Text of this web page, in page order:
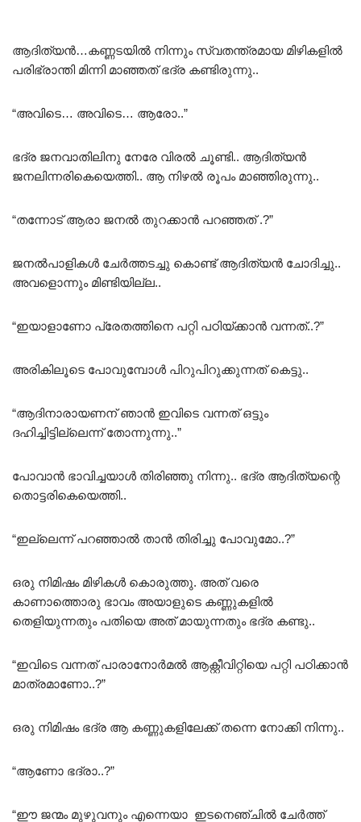
ആദിത്യൻ…കണ്ണടയിൽ നിന്നും സ്വതന്ത്രമായ മിഴികളിൽ
പരിഭ്രാന്തി മിന്നി മാഞ്ഞത് ഭദ്ര കണ്ടിരുന്നു..
“അവിടെ… അവിടെ… ആരോ..”
ഭദ്ര ജനവാതിലിനു നേരേ വിരൽ ചൂണ്ടി.. ആദിത്യൻ
ജനലിന്നരികെയെത്തി.. ആ നിഴൽ രൂപം മാഞ്ഞിരുന്നു..
“തന്നോട് ആരാ ജനൽ തുറക്കാൻ പറഞ്ഞത് .?”
ജനൽപാളികൾ ചേർത്തടച്ചു കൊണ്ട് ആദിത്യൻ ചോദിച്ചു..
അവളൊന്നും മിണ്ടിയില്ല..
“ഇയാളാണോ പ്രേതത്തിനെ പറ്റി പഠിയ്ക്കാൻ വന്നത്..?”
അരികിലൂടെ പോവുമ്പോൾ പിറുപിറുക്കുന്നത് കെട്ടു..
“ആദിനാരായണന് ഞാൻ ഇവിടെ വന്നത് ഒട്ടും
ദഹിച്ചിട്ടില്ലെന്ന് തോന്നുന്നു..”
പോവാൻ ഭാവിച്ചയാൾ തിരിഞ്ഞു നിന്നു.. ഭദ്ര ആദിത്യന്റെ
തൊട്ടരികെയെത്തി..
“ഇല്ലെന്ന് പറഞ്ഞാൽ താൻ തിരിച്ചു പോവുമോ..?”
ഒരു നിമിഷം മിഴികൾ കൊരുത്തു. അത് വരെ
കാണാത്തൊരു ഭാവം അയാളുടെ കണ്ണുകളിൽ
തെളിയുന്നതും പതിയെ അത് മായുന്നതും ഭദ്ര കണ്ടു..
“ഇവിടെ വന്നത് പാരാനോർമൽ ആക്റ്റീവിറ്റിയെ പറ്റി പഠിക്കാൻ
മാത്രമാണോ..?”
ഒരു നിമിഷം ഭദ്ര ആ കണ്ണുകളിലേക്ക് തന്നെ നോക്കി നിന്നു..
“ആണോ ഭദ്രാ..?”
“ഈ ജന്മം മുഴുവനും എന്നെയാ ഇടനെഞ്ചിൽ ചേർത്ത്